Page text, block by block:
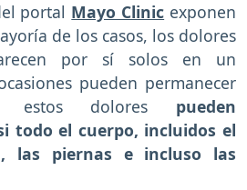
portal Mayo Clinic exponen
de los casos, los dolores
por sí solos en un
pueden permanecer
estos dolores pueden
todo el cuerpo, incluidos el
las piernas e incluso las